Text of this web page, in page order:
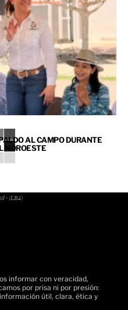
AL CAMPO DURANTE
NOROESTE
- (LB4)
informar con veracidad,
por prisa ni por presión:
útil, clara, ética y